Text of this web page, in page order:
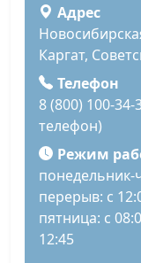
Адрес
Каргат,
Телефон
8 (800) 100-
телефон)
Режим
понедельник-
перерыв: с
пятница: с
12:45